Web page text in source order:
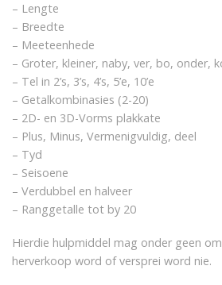
– Lengte
– Breedte
– Meeteenhede
– Groter, kleiner, naby, ver, bo, onder,
– Tel in 2’s, 3’s, 4’s, 5’e, 10’e
– Getalkombinasies (2-20)
– 2D- en 3D-Vorms plakkate
– Plus, Minus, Vermenigvuldig, deel
– Tyd
– Seisoene
– Verdubbel en halveer
– Ranggetalle tot by 20
Hierdie hulpmiddel mag onder geen
herverkoop word of versprei word nie.